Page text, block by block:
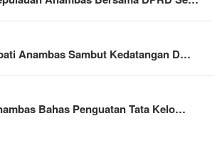
Anambas Sambut Kedatangan D…
Bahas Penguatan Tata Kelo…